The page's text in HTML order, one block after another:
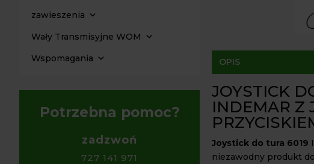
zawieszenia
Wały Transmisyjne WOM
Wspomagania
Potrzebna pomoc?
zadzwoń
727 141 971
OPIS
JOYSTICK
INDEMAR Z
Joystick do tura 6019
niezawodny produkt